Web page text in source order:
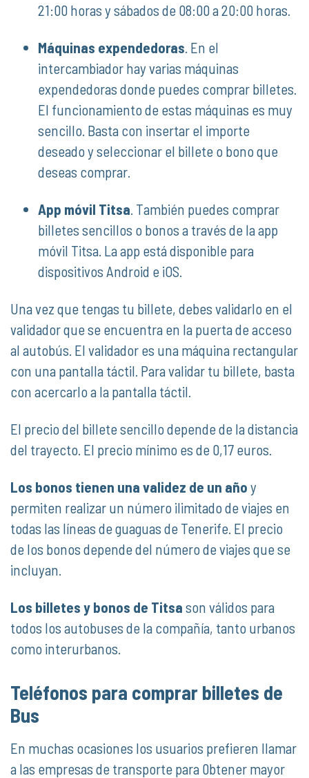
21:00 horas y sábados de 08:00 a 20:00 horas.
Máquinas expendedoras . En el
intercambiador hay varias máquinas
expendedoras donde puedes comprar billetes.
El funcionamiento de estas máquinas es muy
sencillo. Basta con insertar el importe
deseado y seleccionar el billete o bono que
deseas comprar.
App móvil Titsa . También puedes comprar
billetes sencillos o bonos a través de la app
móvil Titsa. La app está disponible para
dispositivos Android e iOS.
Una vez que tengas tu billete, debes validarlo en el
validador que se encuentra en la puerta de acceso
al autobús. El validador es una máquina rectangular
con una pantalla táctil. Para validar tu billete, basta
con acercarlo a la pantalla táctil.
El precio del billete sencillo depende de la distancia
del trayecto. El precio mínimo es de 0,17 euros.
Los bonos tienen una validez de un año y
permiten realizar un número ilimitado de viajes en
todas las líneas de guaguas de Tenerife. El precio
de los bonos depende del número de viajes que se
incluyan.
Los billetes y bonos de Titsa son válidos para
todos los autobuses de la compañía, tanto urbanos
como interurbanos.
Teléfonos para comprar billetes de
Bus
En muchas ocasiones los usuarios prefieren llamar
a las empresas de transporte para 0btener mayor